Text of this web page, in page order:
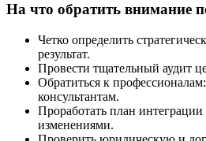
На что обратить внимание
Четко определить
результат.
Провести тщательный аудит
Обратиться к
консультантам.
Проработать план
изменениями.